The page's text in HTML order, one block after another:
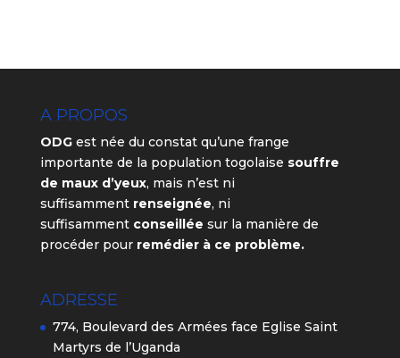
A PROPOS
ODGest née du constat qu’une frange
importante de la population togolaise souffre
de maux d’yeux, mais n’est ni
suffisamment renseignée, ni
suffisamment conseillée sur la manière de
procéder pour remédier à ce problème.
ADRESSE
774, Boulevard des Armées face Eglise Saint
Martyrs de l’Uganda